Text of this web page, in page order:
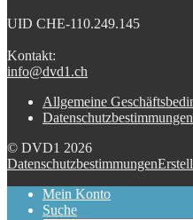
UID CHE-110.249.145
Kontakt:
info@dvd1.ch
Allgemeine
Datenschutzbestimmungen
© DVD1 2026
Datenschutzbestimmungen
Mein Konto
Suche